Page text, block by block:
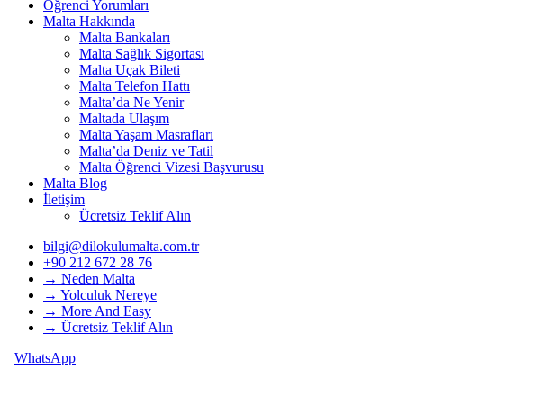
Öğrenci Yorumları
Malta Hakkında
Malta Bankaları
Malta Sağlık Sigortası
Malta Uçak Bileti
Malta Telefon Hattı
Malta’da Ne Yenir
Maltada Ulaşım
Malta Yaşam Masrafları
Malta’da Deniz ve Tatil
Malta Öğrenci Vizesi Başvurusu
Malta Blog
İletişim
Ücretsiz Teklif Alın
bilgi@dilokulumalta.com.tr
+90 212 672 28 76
→ Neden Malta
→ Yolculuk Nereye
→ More And Easy
→ Ücretsiz Teklif Alın
WhatsApp